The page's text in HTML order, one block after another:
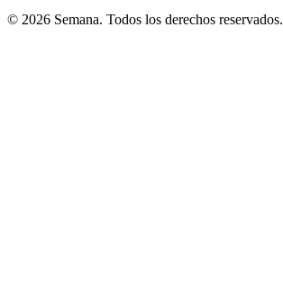
© 2026 Semana. Todos los derechos reservados.